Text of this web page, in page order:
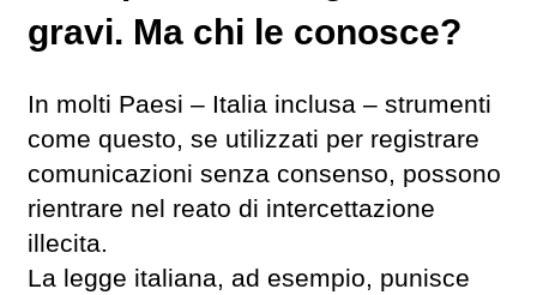
gravi. Ma chi le conosce?
In molti Paesi – Italia inclusa – strumenti
come questo, se utilizzati per registrare
comunicazioni senza consenso, possono
rientrare nel reato di intercettazione
illecita.
La legge italiana, ad esempio, punisce